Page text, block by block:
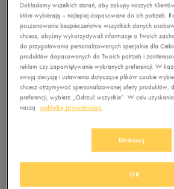
5.0(5)
329,99zł-30% (cena bezpośrednio przed promocją)
263,99zł -13%(najniższa cena z 30 dni przed obniżką)
230,99złz Vat
+ 1650 PKT WKLUBIE 50 STYLE
Kolor:szary
Dokładamy wszelkich starań, aby zakupy naszych
które wybierają – najlepiej dopasowane do ich potrzeb.
poszanowaniu bezpieczeństwa wszystkich danych
chcesz, abyśmy wykorzystywali informacje o Twoich
do przygotowania personalizowanych specjalnie dla
produktów dopasowanych do Twoich potrzeb i
reklam czy zapamiętywanie wybranych preferencji. W
swoją decyzję i ustawienia dotyczące plików cookie
chcesz otrzymywać spersonalizowanej oferty produktów,
preferencji, wybierz „Odrzuć wszystkie”. W celu
naszą
politykę prywatności.
Dostosuj
OK